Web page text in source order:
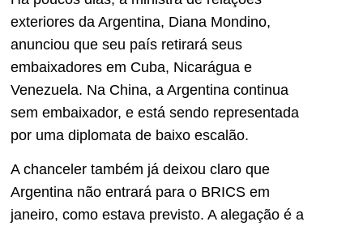
exteriores da Argentina, Diana Mondino,
anunciou que seu país retirará seus
embaixadores em Cuba, Nicarágua e
Venezuela. Na China, a Argentina continua
sem embaixador, e está sendo representada
por uma diplomata de baixo escalão.
A chanceler também já deixou claro que
Argentina não entrará para o BRICS em
janeiro, como estava previsto. A alegação é a